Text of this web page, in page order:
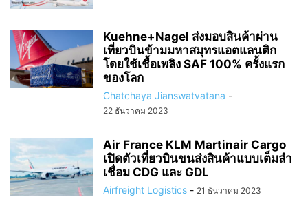
Kuehne+Nagel ส่งมอบสินค้าผ่าน
เที่ยวบินข้ามมหาสมุทรแอตแลนติก
โดยใช้เชื้อเพลิง SAF 100% ครั้งแรก
ของโลก
Chatchaya Jianswatvatana -
22 ธันวาคม 2023
Air France KLM Martinair Cargo
เปิดตัวเที่ยวบินขนส่งสินค้าแบบเต็มลำ
เชื่อม CDG และ GDL
Airfreight Logistics - 21 ธันวาคม 2023